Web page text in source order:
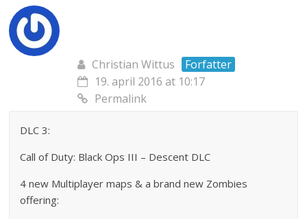
Christian Wittus
Forfatter
19. april 2016 at 10:17
Permalink
DLC 3:
Call of Duty: Black Ops III – Descent DLC
4 new Multiplayer maps & a brand new Zombies
offering: